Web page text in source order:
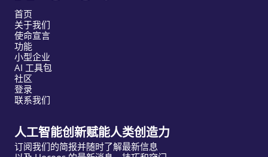
首页
关于我们
使命宣言
功能
小型企业
AI 工具包
社区
登录
联系我们
人工智能创新赋能人类创造力
订阅我们的简报并随时了解最新信息